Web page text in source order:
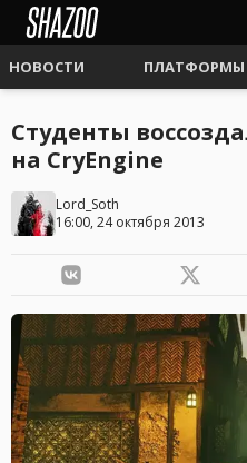
НОВОСТИ ПЛАТФОРМЫ
Студенты
на CryEngine
Lord_Soth
16:00, 24 октября 2013